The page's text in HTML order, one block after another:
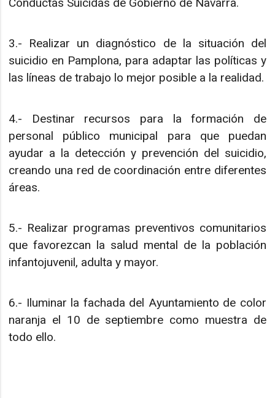
3.- Realizar un diagnóstico de la situación del
suicidio en Pamplona, para adaptar las políticas y
las líneas de trabajo lo mejor posible a la realidad.
4.- Destinar recursos para la formación de
personal público municipal para que puedan
ayudar a la detección y prevención del suicidio,
creando una red de coordinación entre diferentes
áreas.
5.- Realizar programas preventivos comunitarios
que favorezcan la salud mental de la población
infantojuvenil, adulta y mayor.
6.- Iluminar la fachada del Ayuntamiento de color
naranja el 10 de septiembre como muestra de
todo ello.